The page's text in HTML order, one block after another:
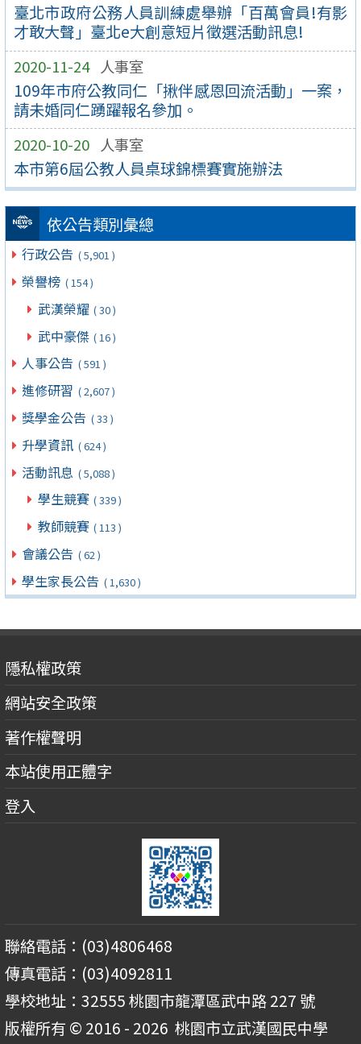
臺北市政府公務人員訓練處舉辦「百萬會員!有影
才敢大聲」臺北e大創意短片徵選活動訊息!
2020-11-24 人事室
109年巿府公教同仁「揪伴感恩回流活動」一案，
請未婚同仁踴躍報名參加。
2020-10-20 人事室
本市第6屆公教人員桌球錦標賽實施辦法
依公告類別彙總
行政公告 ( 5,901 )
榮譽榜 ( 154 )
武漢榮耀 ( 30 )
武中豪傑 ( 16 )
人事公告 ( 591 )
進修研習 ( 2,607 )
獎學金公告 ( 33 )
升學資訊 ( 624 )
活動訊息 ( 5,088 )
學生競賽 ( 339 )
教師競賽 ( 113 )
會議公告 ( 62 )
學生家長公告 ( 1,630 )
隱私權政策
網站安全政策
著作權聲明
本站使用正體字
登入
聯絡電話：(03)4806468
傳真電話：(03)4092811
學校地址：32555 桃園市龍潭區武中路 227 號
版權所有 © 2016 - 2026 桃園市立武漢國民中學